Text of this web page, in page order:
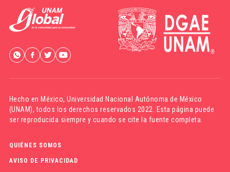
Hecho en México,Universidad Nacional Autónoma de México
(UNAM), todos los derechos reservados 2022. Esta página puede
ser reproducida siempre y cuando se cite la fuente completa.
QUIÉNES SOMOS
AVISO DE PRIVACIDAD